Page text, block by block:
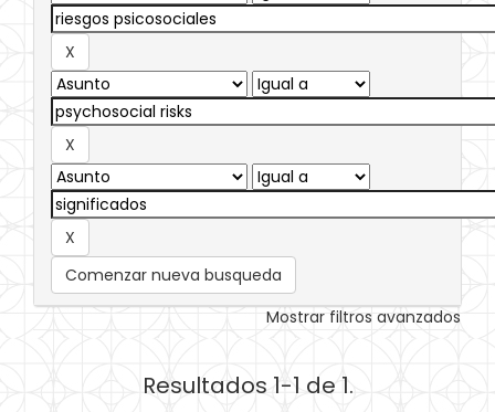
Comenzar nueva busqueda
Mostrar filtros avanzados
Resultados 1-1 de 1.